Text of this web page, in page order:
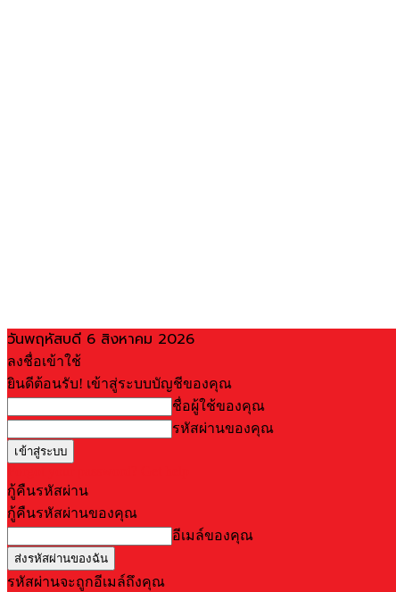
วันพฤหัสบดี 6 สิงหาคม 2026
ลงชื่อเข้าใช้
ยินดีต้อนรับ! เข้าสู่ระบบบัญชีของคุณ
ชื่อผู้ใช้ของคุณ
รหัสผ่านของคุณ
กู้คืนรหัสผ่าน
กู้คืนรหัสผ่านของคุณ
อีเมล์ของคุณ
รหัสผ่านจะถูกอีเมล์ถึงคุณ